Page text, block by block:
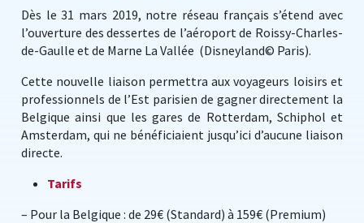
Dès le 31 mars 2019, notre réseau français s’étend avec
l’ouverture des dessertes de l’aéroport de Roissy-Charles-
de-Gaulle et de Marne La Vallée (Disneyland© Paris).
Cette nouvelle liaison permettra aux voyageurs loisirs et
professionnels de l’Est parisien de gagner directement la
Belgique ainsi que les gares de Rotterdam, Schiphol et
Amsterdam, qui ne bénéficiaient jusqu’ici d’aucune liaison
directe.
Tarifs
– Pour la Belgique : de 29€ (Standard) à 159€ (Premium)